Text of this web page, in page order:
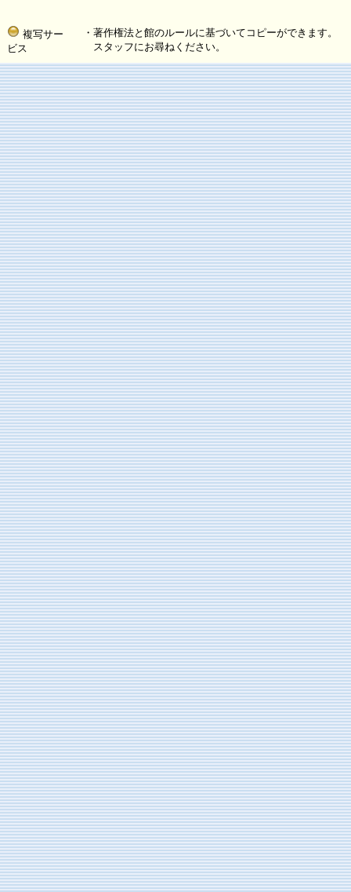
複写サー
ビス
・著作権法と館のルールに基づいてコピーができます。
スタッフにお尋ねください。